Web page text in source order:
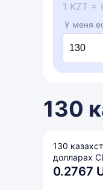
1 KZT =
У меня
130
130
долларах
0.2767